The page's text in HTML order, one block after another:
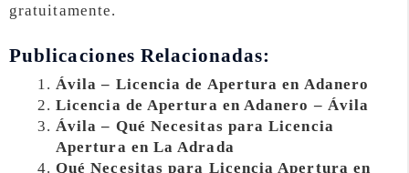
gratuitamente.
Publicaciones Relacionadas:
Ávila – Licencia de Apertura en Adanero
Licencia de Apertura en Adanero – Ávila
Ávila – Qué Necesitas para Licencia
Apertura en La Adrada
Qué Necesitas para Licencia Apertura en